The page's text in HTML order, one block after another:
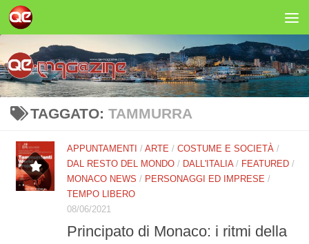
Salta al contenuto
TAGGATO: TAMMURRA
APPUNTAMENTI / ARTE / COSTUME E SOCIETÀ /
DAL RESTO DEL MONDO / DALL'ITALIA/ FEATURED /
MONACO NEWS / PERSONAGGI ED IMPRESE /
TEMPO LIBERO
08/06/2021
Principato di Monaco: i ritmi della